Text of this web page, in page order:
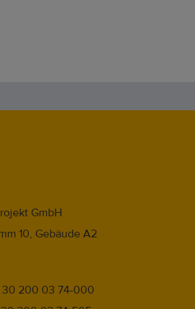
früh erkannte er,
geben
cells, Younicos
AG.
GmbH
10, Gebäude A2
30 200 03 74-000